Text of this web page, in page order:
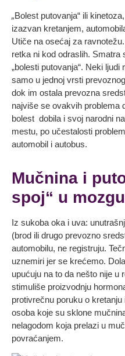
„Bolest putovanja“ ili
izazvan kretanjem,
Utiče na osećaj za
retka ni kod odraslih. Smatra
„bolesti putovanja“. Neki
samo u jednoj vrsti
dok im ostala prevozna
najviše se ovakvih problema
bolest dobila i svoj narodni
mestu, po učestalosti
automobil i autobus.
Mučnina i
spoj“ u mozgu
Iz sukoba oka i uva:
(brod ili drugo prevozno
automobilu, ne registruju.
uznemiri jer se krećemo.
upućuju na to da nešto nije u
stimuliše proizvodnju
protivrečnu poruku o
osoba koje su sklone
nelagodom koja prelazi u
povraćanjem.